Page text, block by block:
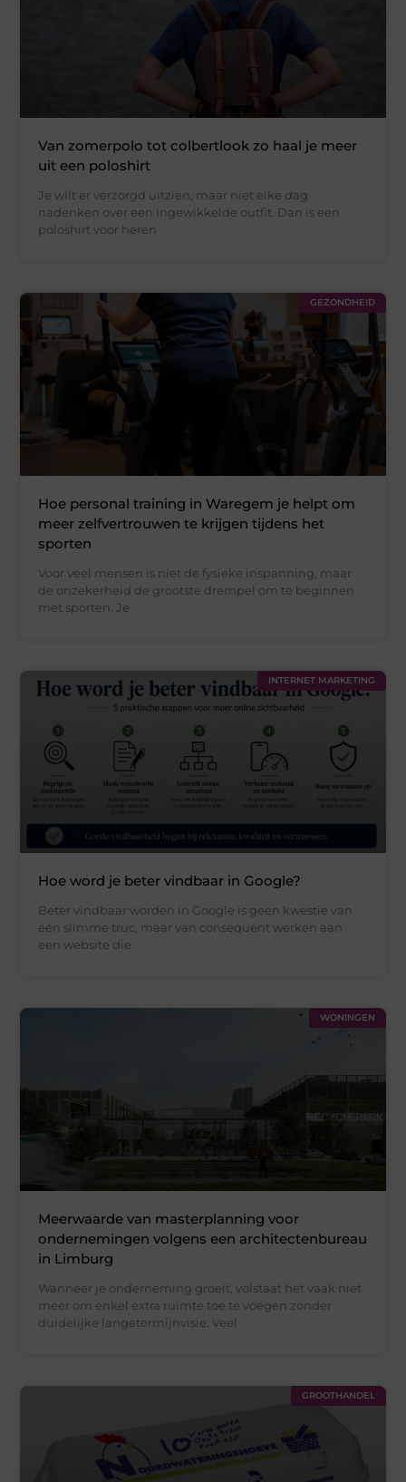
Van zomerpolo tot colbertlook zo haal je meer
uit een poloshirt
Je wilt er verzorgd uitzien, maar niet elke dag
nadenken over een ingewikkelde outfit. Dan is een
poloshirt voor heren
GEZONDHEID
Hoe personal training in Waregem je helpt om
meer zelfvertrouwen te krijgen tijdens het
sporten
Voor veel mensen is niet de fysieke inspanning, maar
de onzekerheid de grootste drempel om te beginnen
met sporten. Je
INTERNET MARKETING
Hoe word je beter vindbaar in Google?
Beter vindbaar worden in Google is geen kwestie van
één slimme truc, maar van consequent werken aan
een website die
WONINGEN
Meerwaarde van masterplanning voor
ondernemingen volgens een architectenbureau
in Limburg
Wanneer je onderneming groeit, volstaat het vaak niet
meer om enkel extra ruimte toe te voegen zonder
duidelijke langetermijnvisie. Veel
GROOTHANDEL